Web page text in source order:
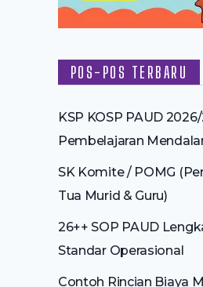
POS-POS TERBARU
KSP KOSP PAUD
Pembelajaran
SK Komite / POMG
Tua Murid & Guru)
26++ SOP PAUD
Standar Operasional
Contoh Rincian Biaya